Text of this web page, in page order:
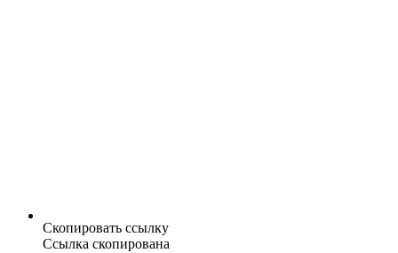
Скопировать ссылку
Ссылка скопирована